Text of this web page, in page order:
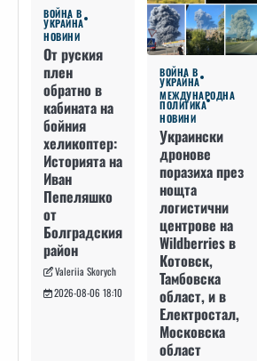
ВОЙНА В
УКРАЙНА
НОВИНИ
От руския
плен
обратно в
кабината на
бойния
хеликоптер:
Историята на
Иван
Пепеляшко
от
Болградския
район
Valeriia Skorych
2026-08-06 18:10
ВОЙНА В
УКРАЙНА
МЕЖДУНАРОДНА
ПОЛИТИКА
НОВИНИ
Украински
дронове
поразиха през
нощта
логистични
центрове на
Wildberries в
Котовск,
Тамбовска
област, и в
Електростал,
Московска
област